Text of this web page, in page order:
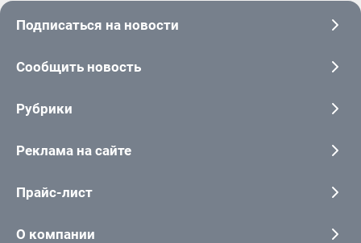
Подписаться на новости
Сообщить новость
Рубрики
Реклама на сайте
Прайс-лист
О компании